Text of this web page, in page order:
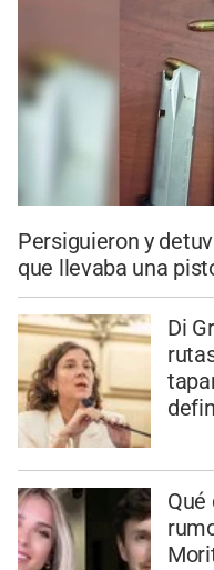
Persiguieron y
que llevaba una
Di
Qué